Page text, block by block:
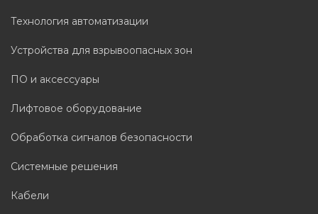
Технология автоматизации
Устройства для взрывоопасных зон
ПО и аксессуары
Лифтовое оборудование
Обработка сигналов безопасности
Системные решения
Кабели